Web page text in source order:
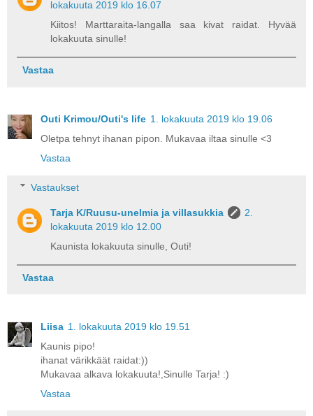
lokakuuta 2019 klo 16.07
Kiitos! Marttaraita-langalla saa kivat raidat. Hyvää
lokakuuta sinulle!
Vastaa
Outi Krimou/Outi's life 1. lokakuuta 2019 klo 19.06
Oletpa tehnyt ihanan pipon. Mukavaa iltaa sinulle <3
Vastaa
Vastaukset
Tarja K/Ruusu-unelmia ja villasukkia
2.
lokakuuta 2019 klo 12.00
Kaunista lokakuuta sinulle, Outi!
Vastaa
Liisa 1. lokakuuta 2019 klo 19.51
Kaunis pipo!
ihanat värikkäät raidat:))
Mukavaa alkava lokakuuta!,Sinulle Tarja! :)
Vastaa